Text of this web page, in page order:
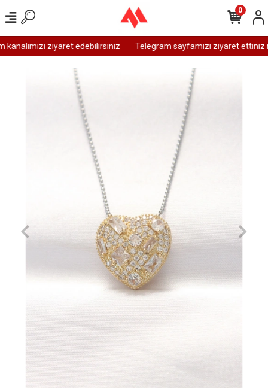
ziyaret edebilirsiniz Telegram sayfamızı ziyaret ettiniz
0